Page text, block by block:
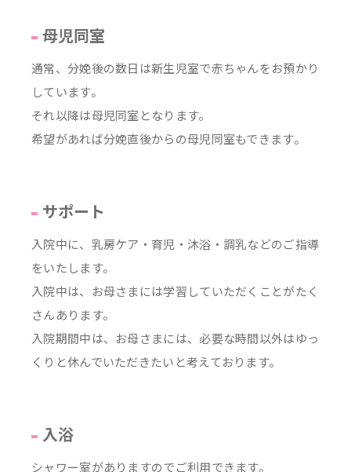
母児同室
通常、分娩後の数日は新生児室で赤ちゃんをお預かり
しています。
それ以降は母児同室となります。
希望があれば分娩直後からの母児同室もできます。
サポート
入院中に、乳房ケア・育児・沐浴・調乳などのご指導
をいたします。
入院中は、お母さまには学習していただくことがたく
さんあります。
入院期間中は、お母さまには、必要な時間以外はゆっ
くりと休んでいただきたいと考えております。
入浴
シャワー室がありますのでご利用できます。